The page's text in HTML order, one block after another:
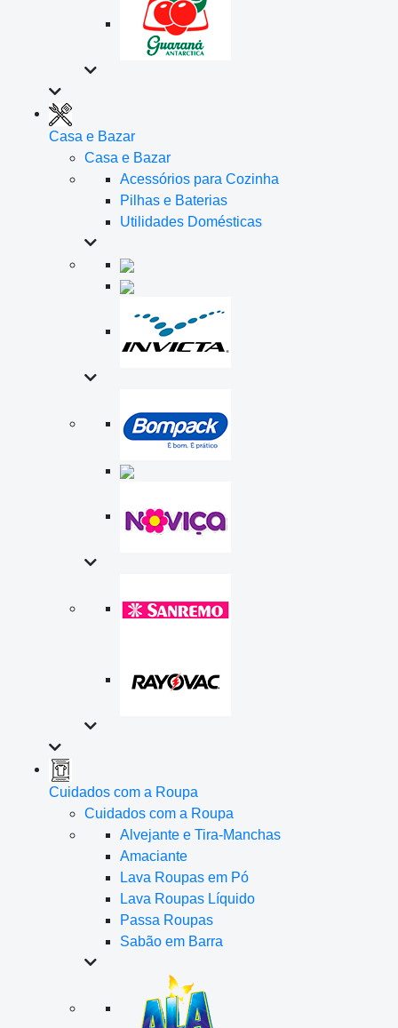
Casa e Bazar
Casa e Bazar
Acessórios para Cozinha
Pilhas e Baterias
Utilidades Domésticas
Cuidados com a Roupa
Cuidados com a Roupa
Alvejante e Tira-Manchas
Amaciante
Lava Roupas em Pó
Lava Roupas Líquido
Passa Roupas
Sabão em Barra